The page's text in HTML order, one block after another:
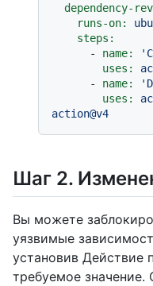
dependency-
runs-on:
steps:
-
name:
uses:
-
name:
uses:
action@v4
Шаг 2.
Вы можете
уязвимые
установив Действие
требуемое значение.